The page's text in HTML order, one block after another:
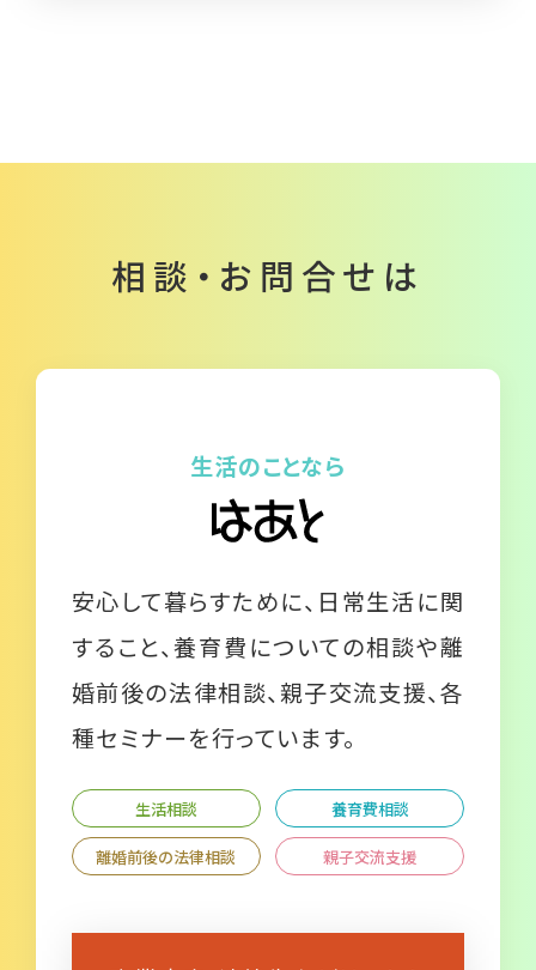
相談・お問合せは
生活のことなら
安心して暮らすために、日常生活に関
すること、養育費についての相談や離
婚前後の法律相談、親子交流支援、各
種セミナーを行っています。
生活相談 養育費相談
離婚前後の法律相談 親子交流支援